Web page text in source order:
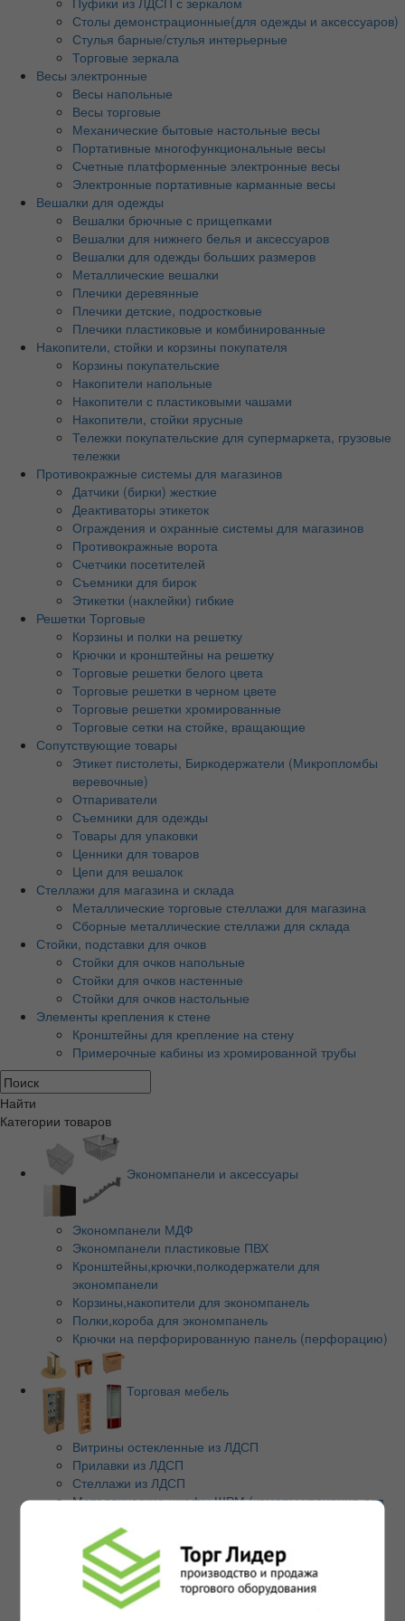
Столы демонстрационные(для одежды и аксессуаров)
Стулья барные/стулья интерьерные
Торговые зеркала
Весы электронные
Весы напольные
Весы торговые
Механические бытовые настольные весы
Портативные многофункциональные весы
Счетные платформенные электронные весы
Электронные портативные карманные весы
Вешалки для одежды
Вешалки брючные с прищепками
Вешалки для нижнего белья и аксессуаров
Вешалки для одежды больших размеров
Металлические вешалки
Плечики деревянные
Плечики детские, подростковые
Плечики пластиковые и комбинированные
Накопители, стойки и корзины покупателя
Корзины покупательские
Накопители напольные
Накопители с пластиковыми чашами
Накопители, стойки ярусные
Тележки покупательские для супермаркета, грузовые
тележки
Противокражные системы для магазинов
Датчики (бирки) жесткие
Деактиваторы этикеток
Ограждения и охранные системы для магазинов
Противокражные ворота
Счетчики посетителей
Съемники для бирок
Этикетки (наклейки) гибкие
Решетки Торговые
Корзины и полки на решетку
Крючки и кронштейны на решетку
Торговые решетки белого цвета
Торговые решетки в черном цвете
Торговые решетки хромированные
Торговые сетки на стойке, вращающие
Сопутствующие товары
Этикет пистолеты, Биркодержатели (Микропломбы
веревочные)
Отпариватели
Съемники для одежды
Товары для упаковки
Ценники для товаров
Цепи для вешалок
Стеллажи для магазина и склада
Металлические торговые стеллажи для магазина
Сборные металлические стеллажи для склада
Стойки, подставки для очков
Стойки для очков напольные
Стойки для очков настенные
Стойки для очков настольные
Элементы крепления к стене
Кронштейны для крепление на стену
Примерочные кабины из хромированной трубы
Найти
Категории товаров
Экономпанели и аксессуары
Экономпанели МДФ
Экономпанели пластиковые ПВХ
Кронштейны,крючки,полкодержатели для
экономпанели
Корзины,накопители для экономпанель
Полки,короба для экономпанель
Крючки на перфорированную панель (перфорацию)
Торговая мебель
Витрины остекленные из ЛДСП
Прилавки из ЛДСП
Стеллажи из ЛДСП
Металлические шкафы ШРМ (камеры хранения для
Нестандартные витрины
Офисная мебель
Прилавки Витрины из Ал.профиля
Стойки-ресепшен/зона администратора